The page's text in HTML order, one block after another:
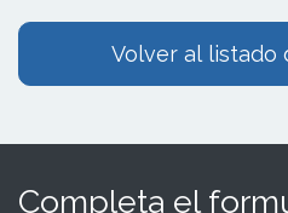
Volver al listado
Completa el